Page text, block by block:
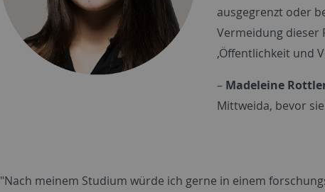
ausgegrenzt oder
Vermeidung dieser
‚Öffentlichkeit und
– Madeleine
Mittweida, bevor
"Nach meinem Studium würde ich gerne in einem